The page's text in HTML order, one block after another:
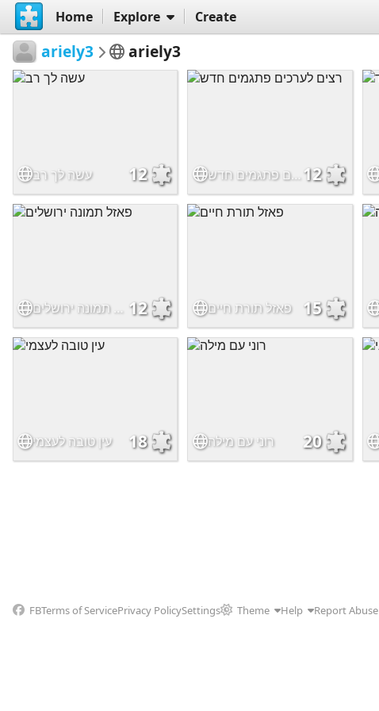
Home Explore Create
ariely3 ariely3
עשה לך רב 12 רצים לערכים פתגמים חדש 12
12 פאזל תורת חיים 15
עין טובה לעצמי 18 רוני עם מילה 20
FBTerms of ServicePrivacy PolicySettings Theme Help Report Abuse